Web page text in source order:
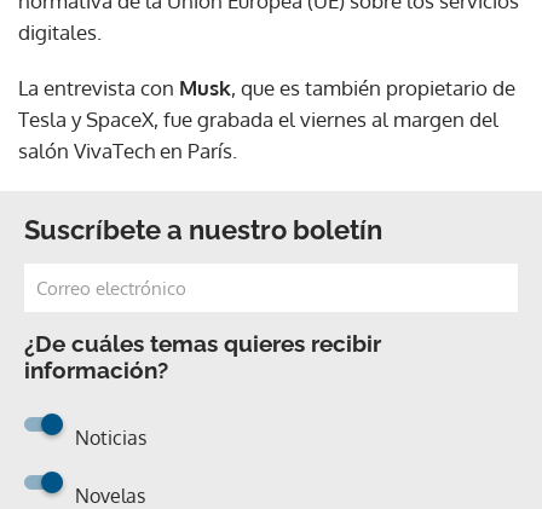
digitales.
La entrevista con Musk, que es también propietario de
Tesla y SpaceX, fue grabada el viernes al margen del
salón VivaTech en París.
Suscríbete a nuestro boletín
¿De cuáles temas quieres recibir
información?
Noticias
Novelas